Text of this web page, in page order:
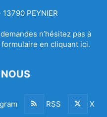
PEYNIER
n’hésitez pas à
en cliquant ici.
RSS X